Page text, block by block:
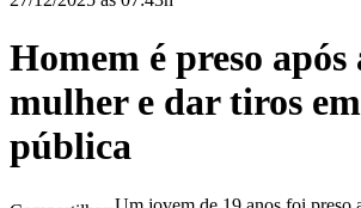
Homem é preso
mulher e dar tiros
pública